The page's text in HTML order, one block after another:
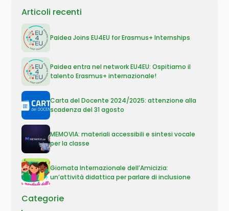
Articoli recenti
Paidea Joins EU4EU for Erasmus+ Internships
Paidea entra nel network EU4EU: Ospitiamo il
talento Erasmus+ internazionale!
Carta del Docente 2024/2025: attenzione alla
scadenza del 31 agosto
MEMOVIA: materiali accessibili e sintesi vocale
per la classe
Giornata Internazionale dell’Amicizia:
un’attività didattica per parlare di inclusione
Categorie